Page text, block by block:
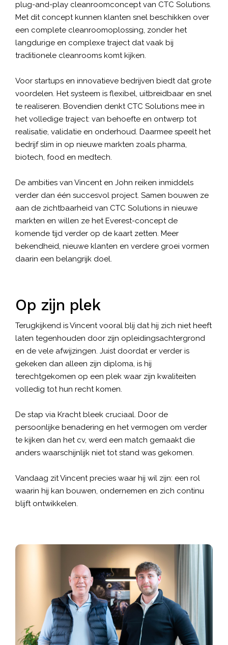
plug-and-play cleanroomconcept van CTC Solutions.
Met dit concept kunnen klanten snel beschikken over
een complete cleanroomoplossing, zonder het
langdurige en complexe traject dat vaak bij
traditionele cleanrooms komt kijken.
Voor startups en innovatieve bedrijven biedt dat grote
voordelen. Het systeem is flexibel, uitbreidbaar en snel
te realiseren. Bovendien denkt CTC Solutions mee in
het volledige traject: van behoefte en ontwerp tot
realisatie, validatie en onderhoud. Daarmee speelt het
bedrijf slim in op nieuwe markten zoals pharma,
biotech, food en medtech.
De ambities van Vincent en John reiken inmiddels
verder dan één succesvol project. Samen bouwen ze
aan de zichtbaarheid van CTC Solutions in nieuwe
markten en willen ze het Everest-concept de
komende tijd verder op de kaart zetten. Meer
bekendheid, nieuwe klanten en verdere groei vormen
daarin een belangrijk doel.
Op zijn plek
Terugkijkend is Vincent vooral blij dat hij zich niet heeft
laten tegenhouden door zijn opleidingsachtergrond
en de vele afwijzingen. Juist doordat er verder is
gekeken dan alleen zijn diploma, is hij
terechtgekomen op een plek waar zijn kwaliteiten
volledig tot hun recht komen.
De stap via Kracht bleek cruciaal. Door de
persoonlijke benadering en het vermogen om verder
te kijken dan het cv, werd een match gemaakt die
anders waarschijnlijk niet tot stand was gekomen.
Vandaag zit Vincent precies waar hij wil zijn: een rol
waarin hij kan bouwen, ondernemen en zich continu
blijft ontwikkelen.